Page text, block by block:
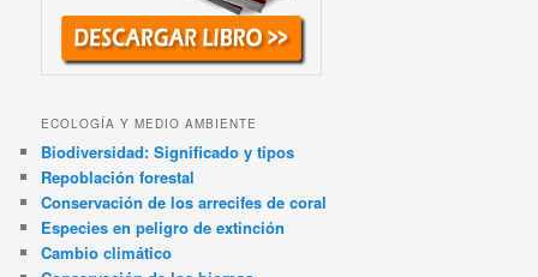
ECOLOGÍA Y MEDIO AMBIENTE
Biodiversidad: Significado y tipos
Repoblación forestal
Conservación de los arrecifes de coral
Especies en peligro de extinción
Cambio climático